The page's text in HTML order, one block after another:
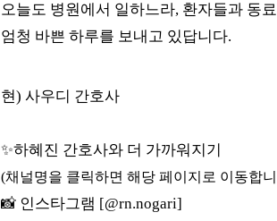
오늘도 병원에서 일하느라, 환자들과 동
엄청 바쁜 하루를 보내고 있답니다.
현) 사우디 간호사
✨하혜진 간호사와 더 가까워지기
(채널명을 클릭하면 해당 페이지로 이동합
📸 인스타그램 [@rn.nogari]